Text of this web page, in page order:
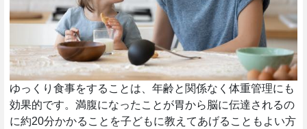
ゆっくり食事をすることは、年齢と関係なく体重管理にも
効果的です。満腹になったことが胃から脳に伝達されるの
に約20分かかることを子どもに教えてあげることもよい方